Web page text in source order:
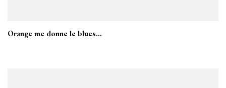
Orange me donne le blues…